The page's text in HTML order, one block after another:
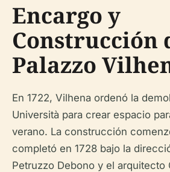
Encargo y
Construcción
Palazzo
En 1722, Vilhena ordenó la
Università para crear espacio
verano. La construcción
completó en 1728 bajo la
Petruzzo Debono y el arquitecto